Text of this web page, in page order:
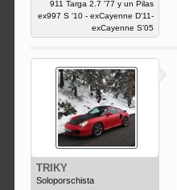
911 Targa 2.7 '77 y un Pilas
ex997 S '10 - exCayenne D'11-
exCayenne S'05
TRIKY
Soloporschista